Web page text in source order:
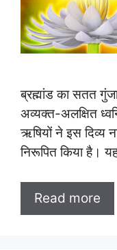
ब्रह्मांड का सतत
अव्यक्त-अलक्षित
ऋषियों ने इस दिव्य
निरूपित किया है।
Read more